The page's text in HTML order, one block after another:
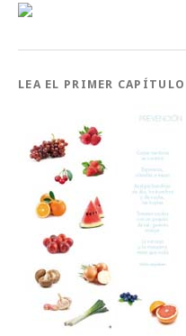
LEA EL PRIMER